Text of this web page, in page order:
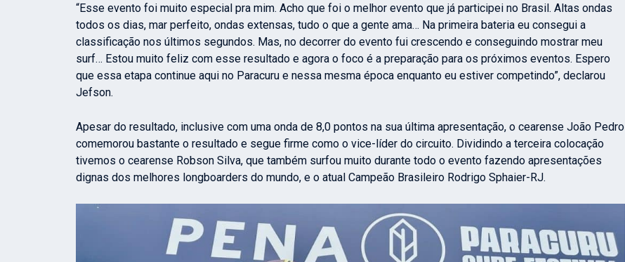
“Esse evento foi muito especial pra mim. Acho que foi o melhor evento que já participei no Brasil. Altas ondas
todos os dias, mar perfeito, ondas extensas, tudo o que a gente ama… Na primeira bateria eu consegui a
classificação nos últimos segundos. Mas, no decorrer do evento fui crescendo e conseguindo mostrar meu
surf… Estou muito feliz com esse resultado e agora o foco é a preparação para os próximos eventos. Espero
que essa etapa continue aqui no Paracuru e nessa mesma época enquanto eu estiver competindo”, declarou
Jefson.
Apesar do resultado, inclusive com uma onda de 8,0 pontos na sua última apresentação, o cearense João Pedro
comemorou bastante o resultado e segue firme como o vice-líder do circuito. Dividindo a terceira colocação
tivemos o cearense Robson Silva, que também surfou muito durante todo o evento fazendo apresentações
dignas dos melhores longboarders do mundo, e o atual Campeão BrasileiroRodrigo Sphaier-RJ.